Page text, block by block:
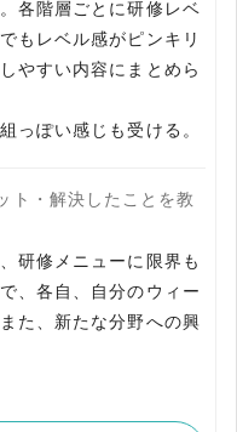
各階層ごとに研修レベ
もレベル感がピンキリ
やすい内容にまとめら
っぽい感じも受ける。
ト・解決したことを教
研修メニューに限界も
、各自、自分のウィー
た、新たな分野への興